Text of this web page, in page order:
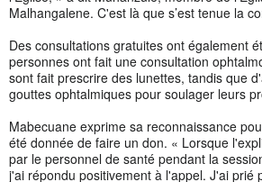
Malhangalene. C'est là que s’est tenue la
Des consultations gratuites ont également
personnes ont fait une consultation
sont fait prescrire des lunettes, tandis que
gouttes ophtalmiques pour soulager leurs
Mabecuane exprime sa reconnaissance
été donnée de faire un don. « Lorsque
par le personnel de santé pendant la
j'ai répondu positivement à l'appel. J'ai prié